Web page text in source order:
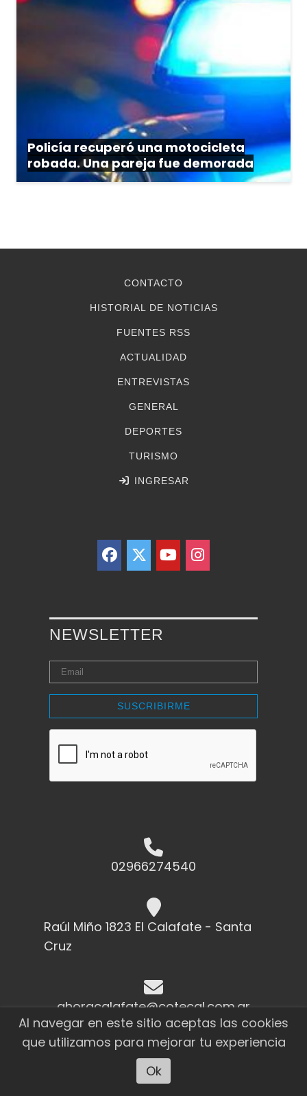
Policía recuperó una motocicleta
robada. Una pareja fue demorada
CONTACTO
HISTORIAL DE NOTICIAS
FUENTES RSS
ACTUALIDAD
ENTREVISTAS
GENERAL
DEPORTES
TURISMO
INGRESAR
NEWSLETTER
SUSCRIBIRME
02966274540
Raúl Miño 1823 El Calafate - Santa
Cruz
ahoracalafate@cotecal.com.ar
Al navegar en este sitio aceptas las cookies
que utilizamos para mejorar tu experiencia
Ok